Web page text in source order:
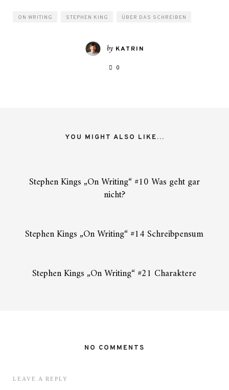
ON WRITING STEPHEN KING ÜBER DAS SCHREIBEN
by KATRIN
0
YOU MIGHT ALSO LIKE...
Stephen Kings „On Writing“ #10 Was geht gar
nicht?
Stephen Kings „On Writing“ #14 Schreibpensum
Stephen Kings „On Writing“ #21 Charaktere
NO COMMENTS
LEAVE A REPLY